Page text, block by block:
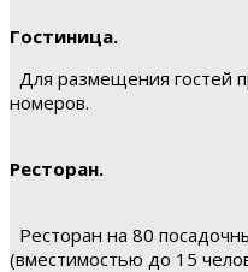
Гостиница.
Для размещения гостей
номеров.
Ресторан.
Ресторан на 80
(вместимостью до 15